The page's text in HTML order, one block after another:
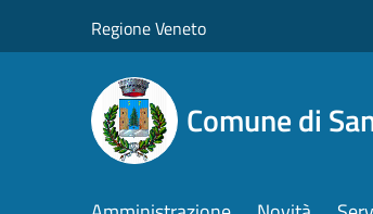
Regione Veneto
Comune di